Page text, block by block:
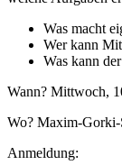
Was macht
Wer kann
Was kann
Wann? Mittwoch,
Wo? Maxim-Gorki-
Anmeldung: